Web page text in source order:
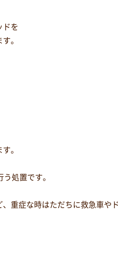
ドを
。
。
処置です。
重症な時はただちに救急車や